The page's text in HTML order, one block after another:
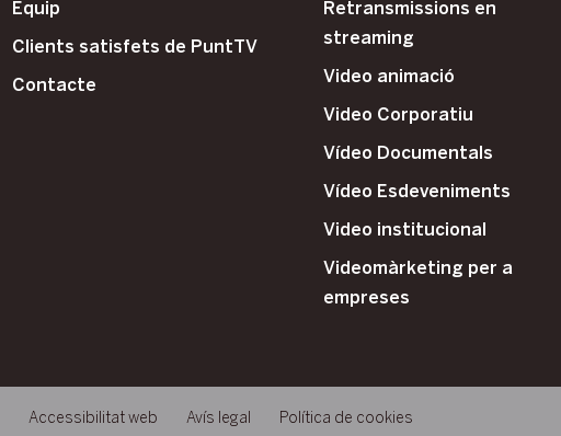
Equip
Clients satisfets de PuntTV
Contacte
Retransmissions en
streaming
Video animació
Video Corporatiu
Vídeo Documentals
Vídeo Esdeveniments
Video institucional
Videomàrketing per a
empreses
Accessibilitat web Avís legal Política de cookies